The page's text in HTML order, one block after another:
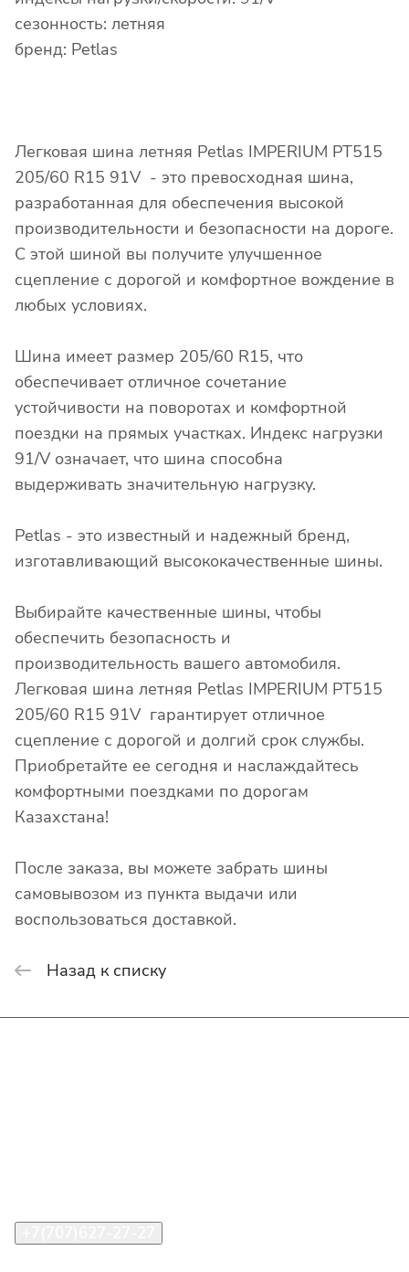
сезонность: летняя
бренд: Petlas
Легковая шина летняя Petlas IMPERIUM PT515
205/60 R15 91V - это превосходная шина,
разработанная для обеспечения высокой
производительности и безопасности на дороге.
С этой шиной вы получите улучшенное
сцепление с дорогой и комфортное вождение в
любых условиях.
Шина имеет размер 205/60 R15, что
обеспечивает отличное сочетание
устойчивости на поворотах и комфортной
поездки на прямых участках. Индекс нагрузки
91/V означает, что шина способна
выдерживать значительную нагрузку.
Petlas - это известный и надежный бренд,
изготавливающий высококачественные шины.
Выбирайте качественные шины, чтобы
обеспечить безопасность и
производительность вашего автомобиля.
Легковая шина летняя Petlas IMPERIUM PT515
205/60 R15 91V гарантирует отличное
сцепление с дорогой и долгий срок службы.
Приобретайте ее сегодня и наслаждайтесь
комфортными поездками по дорогам
Казахстана!
После заказа, вы можете забрать шины
самовывозом из пункта выдачи или
воспользоваться доставкой.
Назад к списку